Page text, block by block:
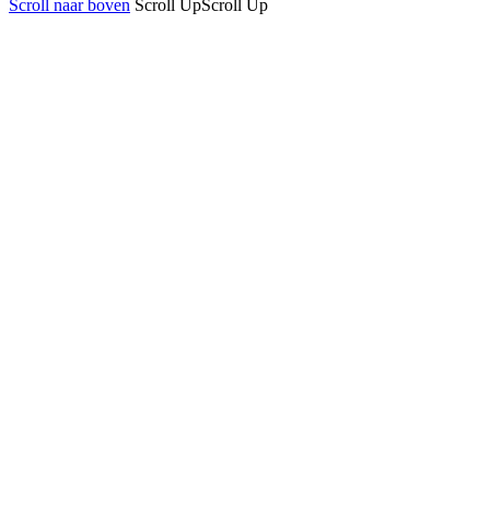
Scroll naar boven Scroll UpScroll Up